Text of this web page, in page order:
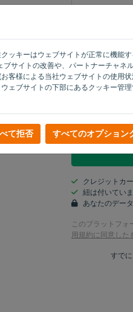
ッキーはウェブサイトが正常に機能
サイトの改善や、パートナーチャネ
客様による当社ウェブサイトの使用
ウェブサイトの下部にあるクッキー管
て拒否 すべてのオプション
カントリー
はい、彼は
はい、マー
クレジットカ
紐は付いてい
あなたのデー
このプラットフォ
用規約に同意した
すで